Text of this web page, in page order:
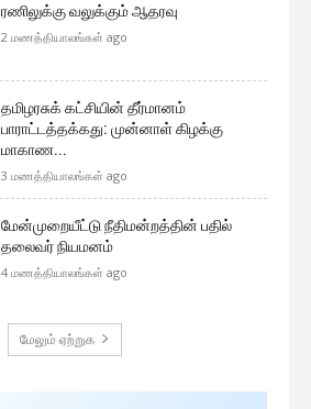
ரணிலுக்கு வலுக்கும் ஆதரவு
2 மணத்தியாலங்கள் ago
தமிழரசுக் கட்சியின் தீர்மானம்
பாராட்டத்தக்கது: முன்னாள் கிழக்கு
மாகாண...
3 மணத்தியாலங்கள் ago
மேன்முறையீட்டு நீதிமன்றத்தின் பதில்
தலைவர் நியமனம்
4 மணத்தியாலங்கள் ago
மேலும் ஏற்றுக